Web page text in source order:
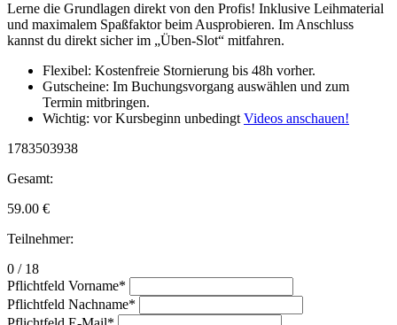
Lerne die Grundlagen direkt von den Profis! Inklusive Leihmaterial
und maximalem Spaßfaktor beim Ausprobieren. Im Anschluss
kannst du direkt sicher im „Üben-Slot“ mitfahren.
Flexibel: Kostenfreie Stornierung bis 48h vorher.
Gutscheine: Im Buchungsvorgang auswählen und zum
Termin mitbringen.
Wichtig: vor Kursbeginn unbedingt Videos anschauen!
1783503938
Gesamt:
59.00 €
Teilnehmer:
0 / 18
Pflichtfeld Vorname*
Pflichtfeld Nachname*